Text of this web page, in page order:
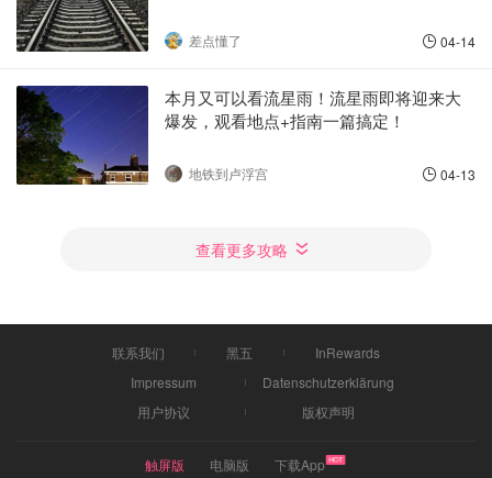
差点懂了 04-14
本月又可以看流星雨！流星雨即将迎来大
爆发，观看地点+指南一篇搞定！
地铁到卢浮宫 04-13
查看更多攻略
联系我们 黑五
InRewards
Impressum
Datenschutzerklärung
用户协议
版权声明
触屏版 电脑版 下载App